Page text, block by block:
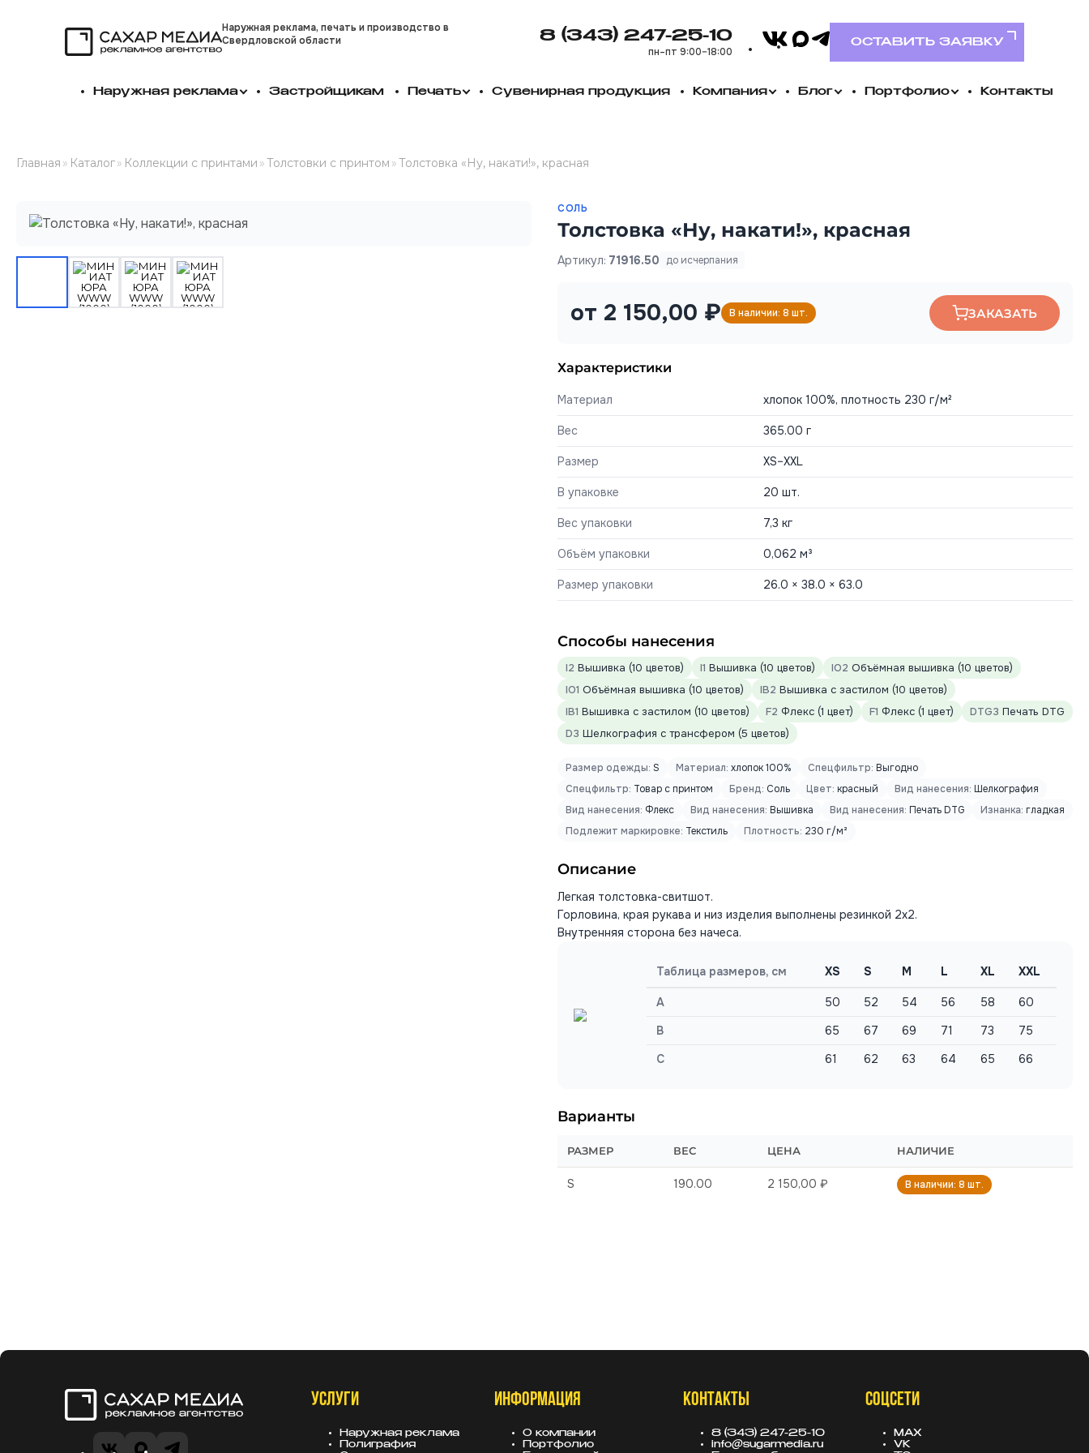
Наружная реклама, печать и производство в
Свердловской области
8 (343) 247-25-10
пн–пт 9:00–18:00
VK MAXTelegramОСТАВИТЬ ЗАЯВКУ
Наружная реклама Застройщикам Печать Сувенирная продукция Компания Блог Портфолио Контакты
Главная » Каталог» Коллекции с принтами »Толстовки с принтом »Толстовка «Ну, накати!», красная
СОЛЬ
Толстовка «Ну, накати!», красная
Артикул: 71916.50 до исчерпания
от 2 150,00 ₽ В наличии: 8 шт. ЗАКАЗАТЬ
Характеристики
Материал хлопок 100%, плотность 230 г/м²
Вес 365.00 г
Размер XS–XXL
В упаковке 20 шт.
Вес упаковки 7,3 кг
Объём упаковки 0,062 м³
Размер упаковки 26.0 × 38.0 × 63.0
Способы нанесения
I2 Вышивка (10 цветов) I1 Вышивка (10 цветов) IO2 Объёмная вышивка (10 цветов)
IO1 Объёмная вышивка (10 цветов) IB2 Вышивка с застилом (10 цветов)
IB1 Вышивка с застилом (10 цветов) F2 Флекс (1 цвет) F1 Флекс (1 цвет) DTG3 Печать DTG
D3 Шелкография с трансфером (5 цветов)
Размер одежды: S Материал: хлопок 100% Спецфильтр: Выгодно
Спецфильтр: Товар с принтом Бренд: Соль Цвет: красный Вид нанесения: Шелкография
Вид нанесения: Флекс Вид нанесения: Вышивка Вид нанесения: Печать DTG Изнанка: гладкая
Подлежит маркировке: Текстиль Плотность: 230 г/м²
Описание
Легкая толстовка-свитшот.
Горловина, края рукава и низ изделия выполнены резинкой 2х2.
Внутренняя сторона без начеса.
Таблица размеров, см XS S M L XL XXL
A 50 52 54 56 58
60
B
65 67 69 71 73
75
C
61 62 63 64 65 66
Варианты
РАЗМЕР ВЕС ЦЕНА НАЛИЧИЕ
S 190.00 2 150,00 ₽ В наличии: 8 шт.
УСЛУГИ
Наружная реклама
Полиграфия
ИНФОРМАЦИЯ
О компании
Портфолио
КОНТАКТЫ
8 (343) 247-25-10
info@sugarmedia.ru
СОЦСЕТИ
MAX
VK